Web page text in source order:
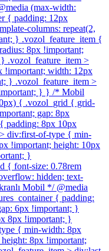
(max-width:
{ padding: 12px
columns: repeat(2,
} .vozol_feature_item {
8px !important;
.vozol_feature_item >
width: 12px
} .vozol_feature_item >
} } /* Mobil
{ .vozol_grid { grid-
gap: 8px
padding: 8px 10px
div:first-of-type { min-
!important; height: 10px
}
{ font-size: 0.78rem
hidden; text-
Mobil */ @media
{ padding:
6px !important; }
8px !important; }
{ min-width: 8px
8px !important;